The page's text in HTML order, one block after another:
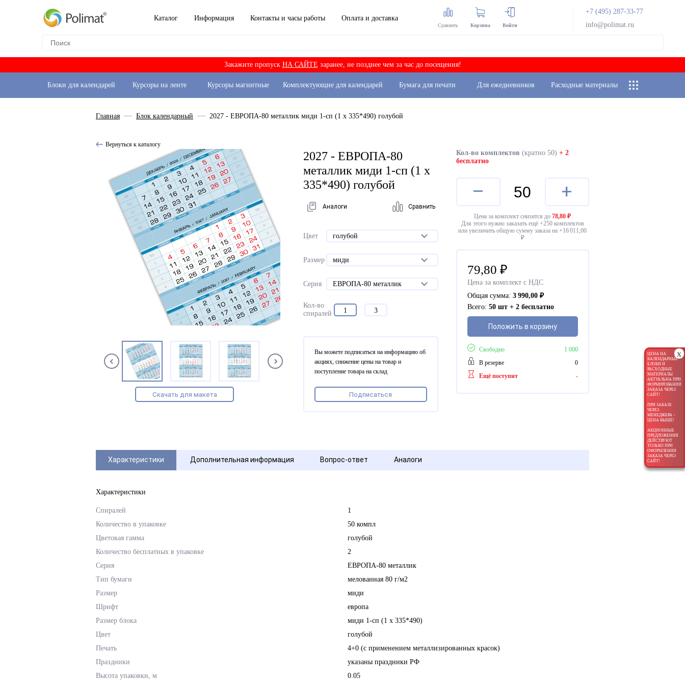
Каталог Информация Контакты и часы работы Оплата и доставка
Сравнить Корзина Войти
+7 (495) 287-33-77
info@polimat.ru
Закажите пропуск НА САЙТЕ заранее, не позднее чем за час до посещения!
Блоки для календарей Курсоры на ленте Курсоры магнитные Комплектующие для календарей Бумага для печати Для ежедневников Расходные материалы
x
ЦЕНА НА
КАЛЕНДАРНЫЕ
БЛОКИ И
РАСХОДНЫЕ
МАТЕРИАЛЫ
АКТУАЛЬНА ПРИ
ФОРМИРОВАНИИ
ЗАКАЗА ЧЕРЕЗ
САЙТ!
ПРИ ЗАКАЗЕ
ЧЕРЕЗ
МЕНЕДЖЕРА –
ЦЕНА ВЫШЕ!
АКЦИОННЫЕ
ПРЕДЛОЖЕНИЯ
ДЕЙСТВУЮТ
ТОЛЬКО ПРИ
ОФОРМЛЕНИИ
ЗАКАЗА ЧЕРЕЗ
САЙТ!
Главная Блок календарный 2027 - ЕВРОПА-80 металлик миди 1-сп (1 х 335*490) голубой
Вернуться к каталогу
Скачать для макета
2027 - ЕВРОПА-80
металлик миди 1-сп (1 х
335*490) голубой
Аналоги Сравнить
Цвет голубой
Размер миди
Серия ЕВРОПА-80 металлик
Кол-во
спиралей
1 3
Кол-во комплектов (кратно 50) + 2
бесплатно
– +
Цена за комплект снизится до78,80 ₽
Для этого нужно заказать ещё +250комплектов
или увеличить общую сумму заказа на +16 011,00
₽
79,80 ₽
Цена за комплект с НДС
Общая сумма: 3 990,00₽
Всего: 50 шт + 2 бесплатно
Положить в корзину
Свободно
1 000
В резерве
0
Ещё поступит
-
Вы можете подписаться на информацию об
акциях, снижение цены на товар и
поступление товара на склад
Подписаться
Характеристики Дополнительная информация Вопрос-ответ Аналоги
Характеристики
Спиралей
1
Количество в упаковке
50 компл
Цветовая гамма
голубой
Количество бесплатных в упаковке
2
Серия
ЕВРОПА-80 металлик
Тип бумаги
мелованная 80 г/м2
Размер
миди
Шрифт
европа
Размер блока
миди 1-сп (1 х 335*490)
Цвет
голубой
Печать
4+0 (с применением металлизированных красок)
Праздники
указаны праздники РФ
Высота упаковки, м
0.05